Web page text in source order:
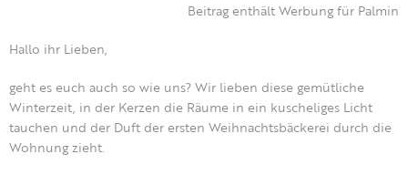
Beitrag enthält Werbung für Palmin
Hallo ihr Lieben,
geht es euch auch so wie uns? Wir lieben diese gemütliche
Winterzeit, in der Kerzen die Räume in ein kuscheliges Licht
tauchen und der Duft der ersten Weihnachtsbäckerei durch die
Wohnung zieht.